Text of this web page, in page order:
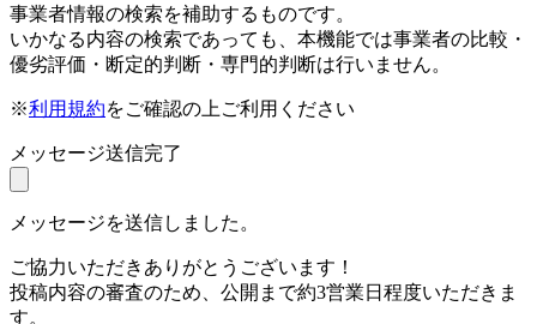
事業者情報の検索を補助するものです。
いかなる内容の検索であっても、本機能では事業者の比較・
優劣評価・断定的判断・専門的判断は行いません。
※利用規約をご確認の上ご利用ください
メッセージ送信完了
メッセージを送信しました。
ご協力いただきありがとうございます！
投稿内容の審査のため、公開まで約3営業日程度いただきま
す。